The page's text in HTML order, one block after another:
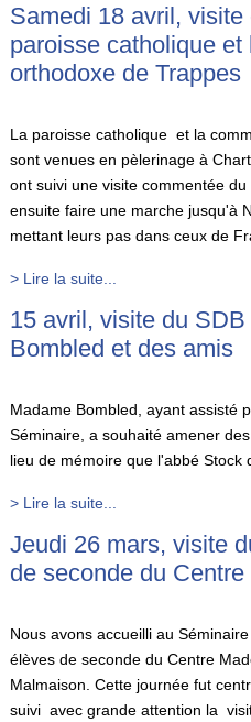
Samedi 18 avril,
paroisse catholique
orthodoxe de Trappes
La paroisse catholique et la
sont venues en pèlerinage à
ont suivi une visite commentée
ensuite faire une marche jusqu'à
mettant leurs pas dans ceux de
> Lire la suite...
15 avril, visite du
Bombled et des amis
Madame Bombled, ayant assisté
Séminaire, a souhaité amener
lieu de mémoire que l'abbé Stock
> Lire la suite...
Jeudi 26 mars, visite
de seconde du
Nous avons accueilli au
élèves de seconde du Centre
Malmaison. Cette journée fut
suivi avec grande attention la